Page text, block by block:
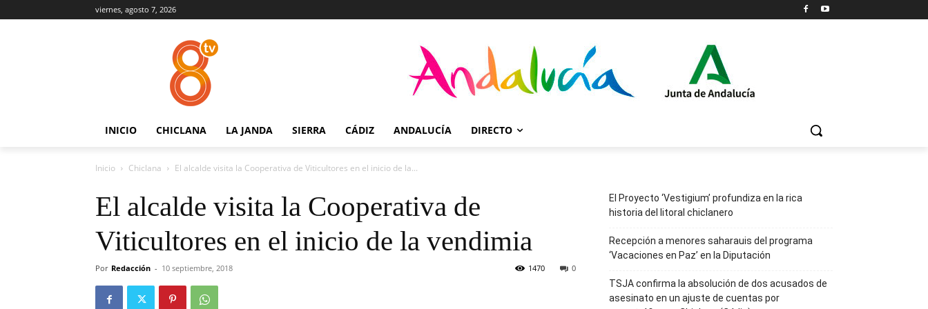
viernes, agosto 7, 2026
INICIO CHICLANA LA JANDA SIERRA CÁDIZ ANDALUCÍA DIRECTO
Inicio Chiclana El alcalde visita la Cooperativa de Viticultores en el inicio de la...
El alcalde visita la Cooperativa de
Viticultores en el inicio de la vendimia
Por Redacción - 10 septiembre, 2018 0
1470
El Proyecto ‘Vestigium’ profundiza en la rica
historia del litoral chiclanero
Recepción a menores saharauis del programa
‘Vacaciones en Paz’ en la Diputación
TSJA confirma la absolución de dos acusados de
asesinato en un ajuste de cuentas por